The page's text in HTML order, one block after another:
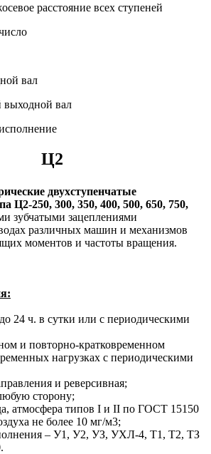
расстояние всех ступеней
вал
вал
Ц2
двухступенчатые
Ц2-250, 300, 350, 400, 500, 650, 750,
зубчатыми зацеплениями
различных машин и механизмов
моментов и частоты вращения.
24 ч. в сутки или с периодическими
и повторно-кратковременном
нагрузках с периодическими
и реверсивная;
сторону;
атмосфера типов I и II по ГОСТ 15150
не более 10 мг/м3;
– У1, У2, УЗ, УХЛ-4, Т1, Т2, ТЗ